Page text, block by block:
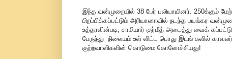
இந்த வன்முறையில் 38 பேர் பலியாயினர். 250க்கும்
பிறப்பிக்கப்பட்டும் அரியானாவில் நடந்த பயங்கர
உத்தரவின்படி, சாமியார் குர்மீத் அடைத்து வைக்
பேருந்து நிலையம் உள் ளிட்ட பொது இடங் களில்
குற்றவாளிகளின் கொடுமை கோலோச்சியது!